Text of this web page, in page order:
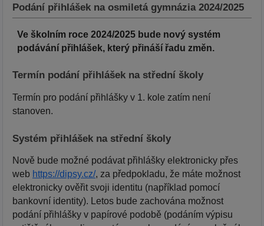
Podání přihlášek na osmiletá gymnázia 2024/2025
Ve školním roce 2024/2025 bude nový systém
podávání přihlášek, který přináší řadu změn.
Termín podání přihlášek na střední školy
Termín pro podání přihlášky v 1. kole zatím není
stanoven.
Systém přihlášek na střední školy
Nově bude možné podávat přihlášky elektronicky přes
web https://dipsy.cz/, za předpokladu, že máte možnost
elektronicky ověřit svoji identitu (například pomocí
bankovní identity). Letos bude zachována možnost
podání přihlášky v papírové podobě (podáním výpisu